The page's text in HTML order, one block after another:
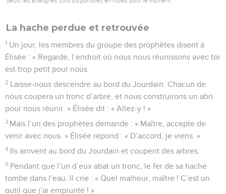
La hache perdue et retrouvée
1 Un jour, les membres du groupe des prophètes disent à
Élisée : « Regarde, l’endroit où nous nous réunissons avec toi
est trop petit pour nous.
2 Laisse-nous descendre au bord du Jourdain. Chacun de
nous coupera un tronc d’arbre, et nous construirons un abri
pour nous réunir. » Élisée dit : « Allez-y ! »
3 Mais l’un des prophètes demande : « Maître, accepte de
venir avec nous. » Élisée répond : « D’accord, je viens. »
4 Ils arrivent au bord du Jourdain et coupent des arbres.
5 Pendant que l’un d’eux abat un tronc, le fer de sa hache
tombe dans l’eau. Il crie : « Quel malheur, maître ! C’est un
outil que j’ai emprunté ! »